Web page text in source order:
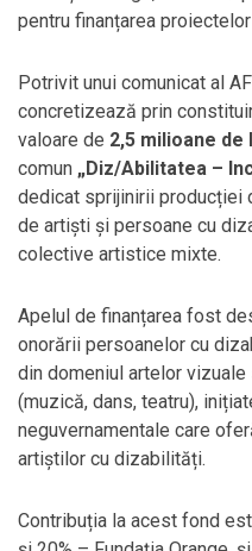
pentru finanțarea
Potrivit unui comunicat al
concretizează prin
valoare de 2,5 milioane de
comun „Diz/Abilitatea –
dedicat sprijinirii producției
de artiști și persoane cu
colective artistice mixte.
Apelul de finanțarea fost
onorării persoanelor cu
din domeniul artelor
(muzică, dans, teatru),
neguvernamentale care
artiștilor cu dizabilități.
Contribuția la acest fond